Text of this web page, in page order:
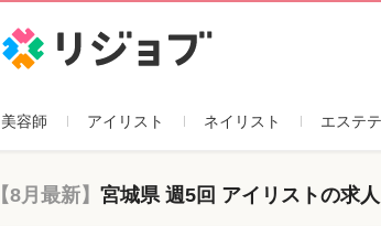
美容師 アイリスト ネイリスト エステ
【8月最新】 宮城県 週5回 アイリストの求